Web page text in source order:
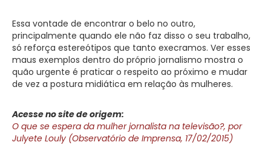
Essa vontade de encontrar o belo no outro,
principalmente quando ele não faz disso o seu trabalho,
só reforça estereótipos que tanto execramos. Ver esses
maus exemplos dentro do próprio jornalismo mostra o
quão urgente é praticar o respeito ao próximo e mudar
de vez a postura midiática em relação às mulheres.
Acesse no site de origem:
O que se espera da mulher jornalista na televisão?, por
Julyete Louly (Observatório de Imprensa, 17/02/2015)